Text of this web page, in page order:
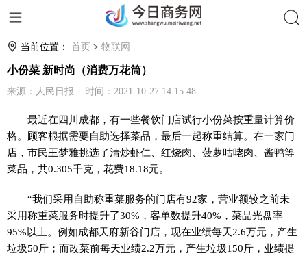
当前位置： 首页 > 物联网
小份菜 新时尚（消费万花筒）
来源：人民日报 时间：2021-10-27 14:15:48
最近在四川成都，有一些餐饮门店试行小份菜按重量计算价
格。顾客根据需要自助选择菜品，最后一起称重结算。在一家门
店，市民王梦雅挑选了清炒虾仁、红烧肉、菠萝咕咾肉、酱鸭等
菜品，共0.305千克，花费18.18元。
“我们采用自助称重菜服务的门店有92家，营业额较之前未
采用称重菜服务时提升了30%，客单数提升40%，菜品光盘率
95%以上。例如成都天府新谷门店，现在业绩每天2.6万元，产生
垃圾50斤；而改菜前每天业绩2.2万元，产生垃圾150斤，业绩提